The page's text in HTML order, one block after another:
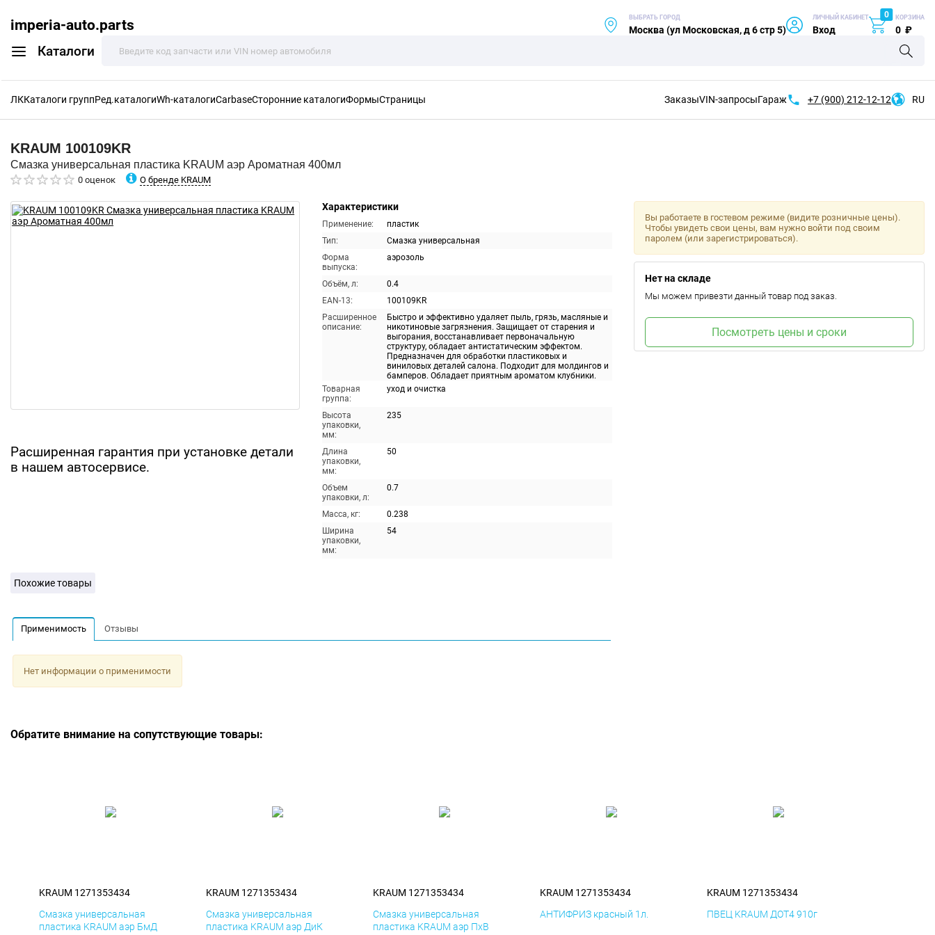
imperia-auto.parts
Каталоги
ВЫБРАТЬ ГОРОД
Москва (ул Московская, д 6 стр 5)
ЛИЧНЫЙ КАБИНЕТ
Вход
0 КОРЗИНА
0 ₽
ЛККаталоги группРед.каталогиWh-каталогиCarbaseСторонние каталогиФормыСтраницы ЗаказыVIN-запросыГараж +7 (900) 212-12-12 RU
KRAUM 100109KR
Смазка универсальная пластика KRAUM аэр Ароматная 400мл
0 оценок О бренде KRAUM
Расширенная гарантия при установке детали
в нашем автосервисе.
Характеристики
Применение:
пластик
Тип:
Смазка универсальная
Форма
выпуска:
аэрозоль
Объём, л:
0.4
EAN-13:
100109KR
Расширенное
описание:
Быстро и эффективно удаляет пыль, грязь, масляные и
никотиновые загрязнения. Защищает от старения и
выгорания, восстанавливает первоначальную
структуру, обладает антистатическим эффектом.
Предназначен для обработки пластиковых и
виниловых деталей салона. Подходит для молдингов и
бамперов. Обладает приятным ароматом клубники.
Товарная
группа:
уход и очистка
Высота
упаковки,
мм:
235
Длина
упаковки,
мм:
50
Объем
упаковки, л:
0.7
Масса, кг:
0.238
Ширина
упаковки,
мм:
54
Вы работаете в гостевом режиме (видите розничные цены).
Чтобы увидеть свои цены, вам нужно войти под своим
паролем (или зарегистрироваться).
Нет на складе
Мы можем привезти данный товар под заказ.
Посмотреть цены и сроки
Похожие товары
Применимость Отзывы
Нет информации о применимости
Обратите внимание на сопутствующие товары:
KRAUM 1271353434
Смазка универсальная
пластика KRAUM аэр БмД
KRAUM 1271353434
Смазка универсальная
пластика KRAUM аэр ДиК
KRAUM 1271353434
Смазка универсальная
пластика KRAUM аэр ПхВ
KRAUM 1271353434
АНТИФРИЗ красный 1л.
KRAUM 1271353434
ПВЕЦ KRAUM ДОТ4 910г